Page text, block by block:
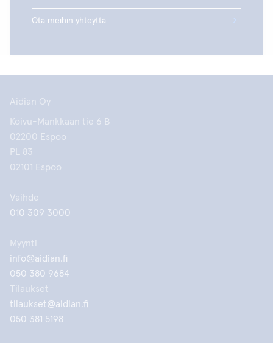
Ota meihin yhteyttä
Aidian Oy
Koivu-Mankkaan tie 6 B
02200 Espoo
PL 83
02101 Espoo
Vaihde
010 309 3000
Myynti
info@aidian.fi
050 380 9684
Tilaukset
tilaukset@aidian.fi
050 381 5198